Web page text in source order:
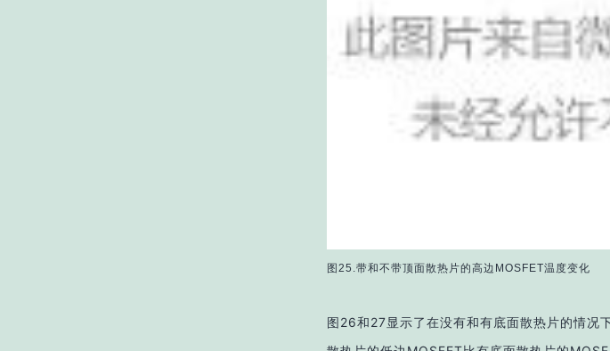
图25.带和不带顶面散热片的高边MOSFET温度变化
图26和27显示了在没有和有底面散热片的情况